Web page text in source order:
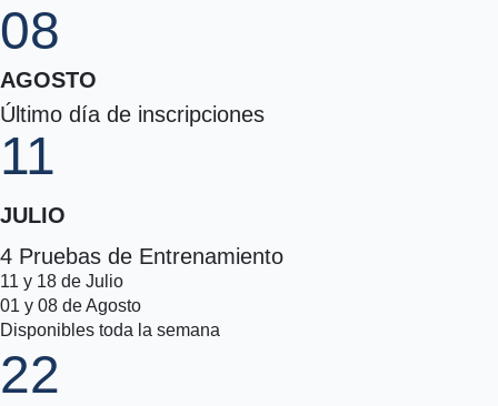
08
AGOSTO
Último día de inscripciones
11
JULIO
4 Pruebas de Entrenamiento
11 y 18 de Julio
01 y 08 de Agosto
Disponibles toda la semana
22